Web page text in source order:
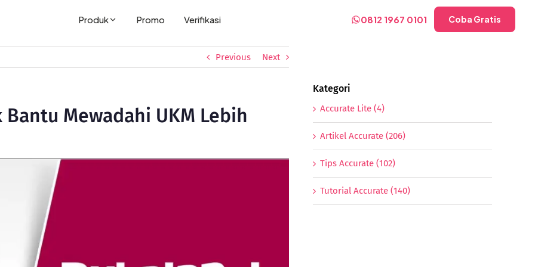
Produk Promo Verifikasi 0812 1967 0101 Coba Gratis
Previous Next
Mewadahi UKM Lebih
Kategori
Accurate Lite (4)
Artikel Accurate (206)
Tips Accurate (102)
Tutorial Accurate (140)